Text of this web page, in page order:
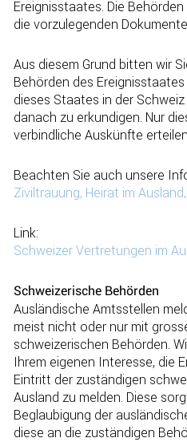
Ereignisstaates. Die
die vorzulegenden
Aus diesem Grund bitten wir
Behörden des
dieses Staates in der
danach zu erkundigen. Nur
verbindliche Auskünfte
Beachten Sie auch unsere
Ziviltrauung, Heirat im Ausland.
Link:
Schweizer Vertretungen im
Schweizerische Behörden
Ausländische Amtsstellen
meist nicht oder nur mit
schweizerischen Behörden.
Ihrem eigenen Interesse, die
Eintritt der zuständigen
Ausland zu melden. Diese
Beglaubigung der
diese an die zuständigen